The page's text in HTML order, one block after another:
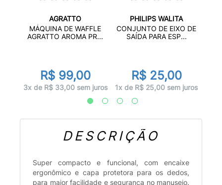
AGRATTO
MÁQUINA DE WAFFLE
AGRATTO AROMA PR...
R$ 99,00
3x de R$ 33,00 sem juros
PHILIPS WALITA
CONJUNTO DE EIXO DE
SAÍDA PARA ESP...
R$ 25,00
1x de R$ 25,00 sem juros
DESCRIÇÃO
Super compacto e funcional, com encaixe
ergonômico e capa protetora para os dedos,
para maior facilidade e segurança no manuseio.